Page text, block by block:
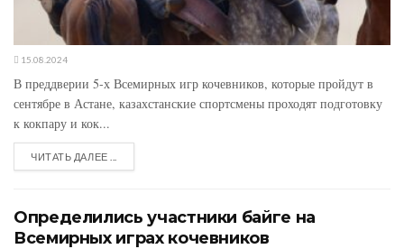
15.08.2024
В преддверии 5-х Всемирных игр кочевников, которые пройдут в
сентябре в Астане, казахстанские спортсмены проходят подготовку
к кокпару и кок...
ЧИТАТЬ ДАЛЕЕ ...
Определились участники байге на
Всемирных играх кочевников